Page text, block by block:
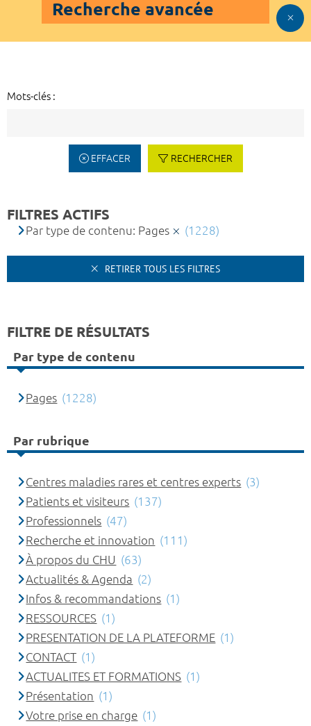
Recherche avancée
Mots-clés :
EFFACER RECHERCHER
FILTRES ACTIFS
Par type de contenu: Pages (1228)
RETIRER TOUS LES FILTRES
FILTRE DE RÉSULTATS
Par type de contenu
Pages (1228)
Par rubrique
Centres maladies rares et centres experts (3)
Patients et visiteurs (137)
Professionnels (47)
Recherche et innovation (111)
À propos du CHU (63)
Actualités & Agenda (2)
Infos & recommandations (1)
RESSOURCES (1)
PRESENTATION DE LA PLATEFORME (1)
CONTACT (1)
ACTUALITES ET FORMATIONS (1)
Présentation (1)
Votre prise en charge (1)